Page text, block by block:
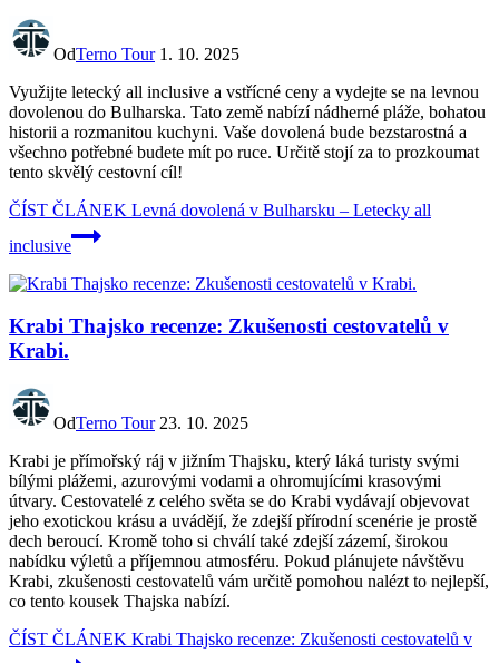
OdTerno Tour 1. 10. 2025
Využijte letecký all inclusive a vstřícné ceny a vydejte se na levnou
dovolenou do Bulharska. Tato země nabízí nádherné pláže, bohatou
historii a rozmanitou kuchyni. Vaše dovolená bude bezstarostná a
všechno potřebné budete mít po ruce. Určitě stojí za to prozkoumat
tento skvělý cestovní cíl!
ČÍST ČLÁNEK Levná dovolená v Bulharsku – Letecky all
inclusive
Krabi Thajsko recenze: Zkušenosti cestovatelů v
Krabi.
OdTerno Tour 23. 10. 2025
Krabi je přímořský ráj v jižním Thajsku, který láká turisty svými
bílými plážemi, azurovými vodami a ohromujícími krasovými
útvary. Cestovatelé z celého světa se do Krabi vydávají objevovat
jeho exotickou krásu a uvádějí, že zdejší přírodní scenérie je prostě
dech beroucí. Kromě toho si chválí také zdejší zázemí, širokou
nabídku výletů a příjemnou atmosféru. Pokud plánujete návštěvu
Krabi, zkušenosti cestovatelů vám určitě pomohou nalézt to nejlepší,
co tento kousek Thajska nabízí.
ČÍST ČLÁNEK Krabi Thajsko recenze: Zkušenosti cestovatelů v